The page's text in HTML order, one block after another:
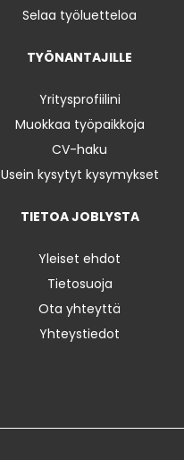
Selaa työluetteloa
TYÖNANTAJILLE
Yritysprofiilini
Muokkaa työpaikkoja
CV-haku
Usein kysytyt kysymykset
TIETOA JOBLYSTA
Yleiset ehdot
Tietosuoja
Ota yhteyttä
Yhteystiedot